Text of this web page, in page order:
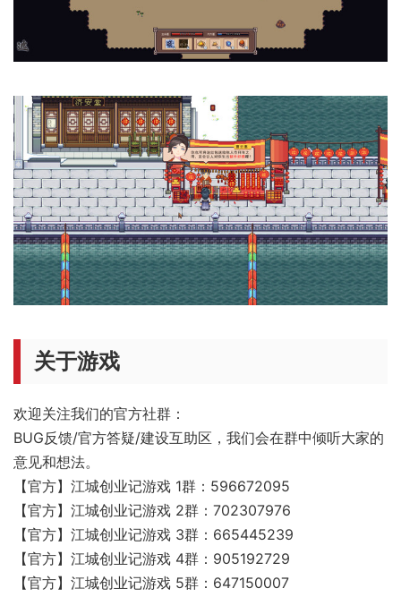
关于游戏
欢迎关注我们的官方社群：
BUG反馈/官方答疑/建设互助区，我们会在群中倾听大家的
意见和想法。
【官方】江城创业记游戏 1群：596672095
【官方】江城创业记游戏 2群：702307976
【官方】江城创业记游戏 3群：665445239
【官方】江城创业记游戏 4群：905192729
【官方】江城创业记游戏 5群：647150007